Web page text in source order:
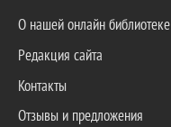
О нашей онлайн библиотеке
Редакция сайта
Контакты
Отзывы и предложения